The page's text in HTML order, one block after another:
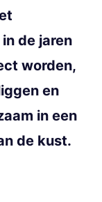
de jaren
worden,
en
in een
de kust.